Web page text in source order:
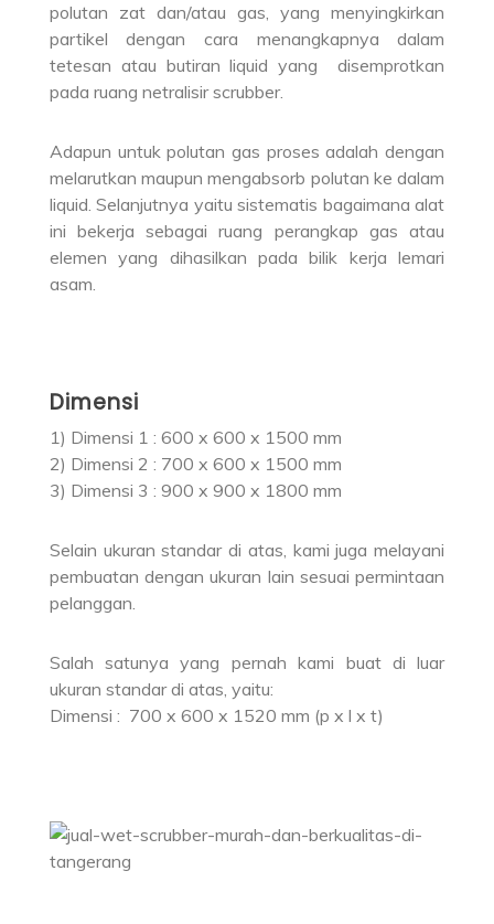
polutan zat dan/atau gas, yang menyingkirkan
partikel dengan cara menangkapnya dalam
tetesan atau butiran liquid yang disemprotkan
pada ruang netralisir scrubber.
Adapun untuk polutan gas proses adalah dengan
melarutkan maupun mengabsorb polutan ke dalam
liquid. Selanjutnya yaitu sistematis bagaimana alat
ini bekerja sebagai ruang perangkap gas atau
elemen yang dihasilkan pada bilik kerja lemari
asam.
Dimensi
1) Dimensi 1 : 600 x 600 x 1500 mm
2) Dimensi 2 : 700 x 600 x 1500 mm
3) Dimensi 3 : 900 x 900 x 1800 mm
Selain ukuran standar di atas, kami juga melayani
pembuatan dengan ukuran lain sesuai permintaan
pelanggan.
Salah satunya yang pernah kami buat di luar
ukuran standar di atas, yaitu:
Dimensi : 700 x 600 x 1520 mm (p x l x t)